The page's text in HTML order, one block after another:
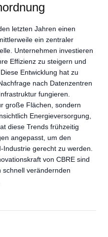
letzten Jahren einen
ein zentraler
Unternehmen investieren
Effizienz zu steigern und
Entwicklung hat zu
nach Datenzentren
fungieren.
große Flächen, sondern
Energieversorgung,
diese Trends frühzeitig
angepasst, um den
gerecht zu werden.
von CBRE sind
schnell verändernden